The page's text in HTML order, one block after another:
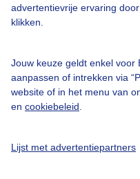
advertentievrije ervaring
klikken.
Jouw keuze geldt enkel voor
aanpassen of intrekken via
website of in het menu van
en cookiebeleid
Lijst met advertentiepartners
Contact
Gebruikersvoorwaarden
Adverteren
Buienradar Team
Cookie beleid